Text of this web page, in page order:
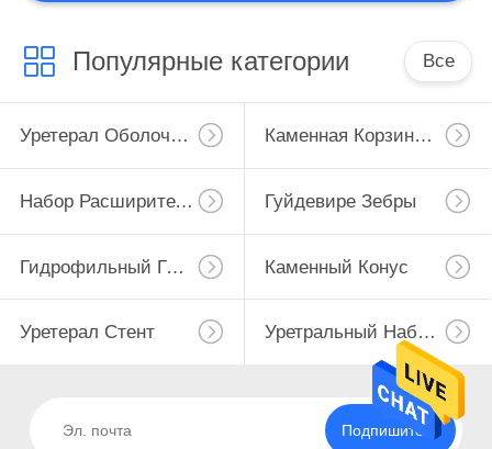
Популярные категории Все
Уретерал Оболочка Доступа Каменная Корзина Возвращения
Набор Расширителя ПКНЛ Гуйдевире Зебры
Гидрофильный Гуйдевире Каменный Конус
Уретерал Стент Уретральный Набор Расширителя
Подпишитесь